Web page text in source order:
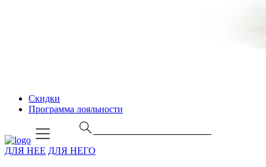
Скидки
Программа лояльности
ДЛЯ НЕЕ ДЛЯ НЕГО